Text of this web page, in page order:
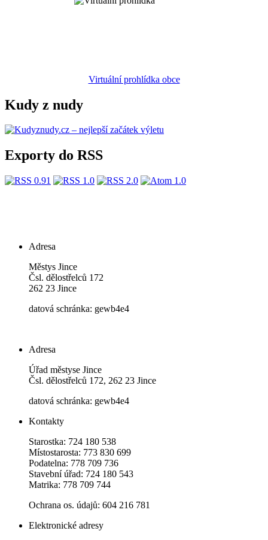
Virtuální prohlídka obce
Kudy z nudy
Exporty do RSS
Adresa
Městys Jince
Čsl. dělostřelců 172
262 23 Jince
datová schránka: gewb4e4
Adresa
Úřad městyse Jince
Čsl. dělostřelců 172, 262 23 Jince
datová schránka: gewb4e4
Kontakty
Starostka: 724 180 538
Místostarosta: 773 830 699
Podatelna: 778 709 736
Stavební úřad: 724 180 543
Matrika: 778 709 744
Ochrana os. údajů: 604 216 781
Elektronické adresy